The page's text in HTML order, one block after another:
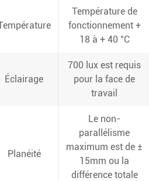
Température de
fonctionnement +
18 à + 40 °C
Éclairage
700 lux est requis
pour la face de
travail
Planéité
Le non-
parallélisme
maximum est de ±
15mm ou la
différence totale